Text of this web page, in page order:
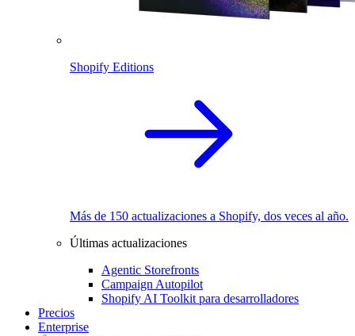
Shopify Editions
Más de 150 actualizaciones a Shopify, dos veces al año.
Últimas actualizaciones
Agentic Storefronts
Campaign Autopilot
Shopify AI Toolkit para desarrolladores
Precios
Enterprise